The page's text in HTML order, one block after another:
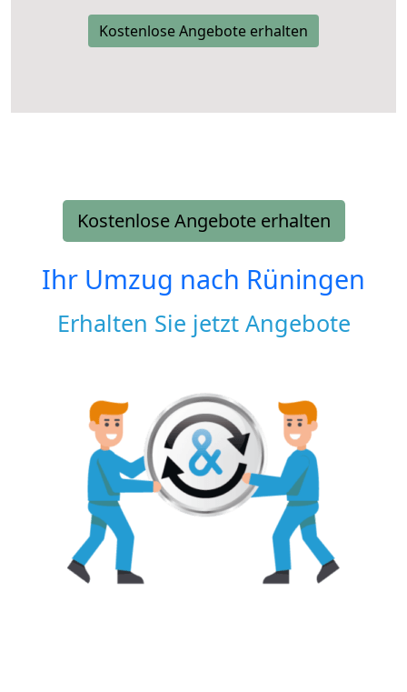
Kostenlose Angebote erhalten
Kostenlose Angebote erhalten
Ihr Umzug nach Rüningen
Erhalten Sie jetzt Angebote